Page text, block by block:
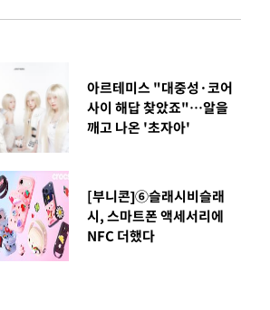
아르테미스 "대중성·코어
사이 해답 찾았죠"…알을
깨고 나온 '초자아'
[부니콘]⑥슬래시비슬래
시, 스마트폰 액세서리에
NFC 더했다